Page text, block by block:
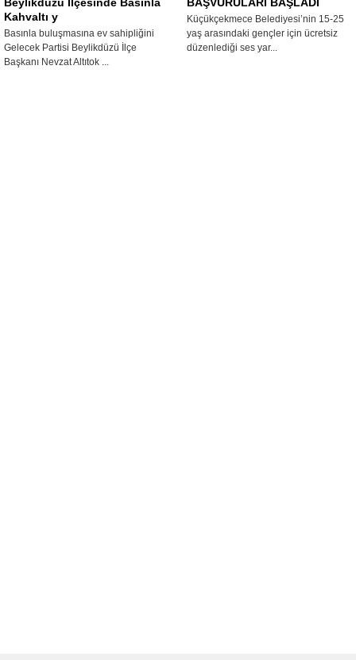
Kahvaltı y
Basınla buluşmasına ev sahipliğini
Gelecek Partisi Beylikdüzü İlçe
Başkanı Nevzat Altıtok ...
Küçükçekmece Belediyesi’nin 15-25
yaş arasındaki gençler için ücretsiz
düzenlediği ses yar...